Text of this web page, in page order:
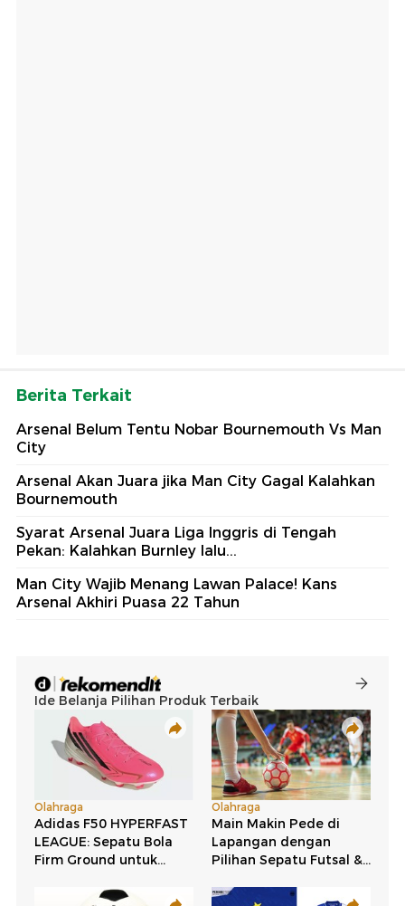
Berita Terkait
Arsenal Belum Tentu Nobar Bournemouth Vs Man
City
Arsenal Akan Juara jika Man City Gagal Kalahkan
Bournemouth
Syarat Arsenal Juara Liga Inggris di Tengah
Pekan: Kalahkan Burnley lalu...
Man City Wajib Menang Lawan Palace! Kans
Arsenal Akhiri Puasa 22 Tahun